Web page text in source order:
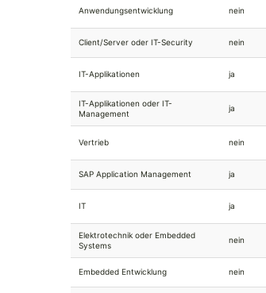
Anwendungsentwicklung nein
Client/Server oder IT-Security nein
IT-Applikationen ja
IT-Applikationen oder IT-
Management
ja
Vertrieb nein
SAP Application Management ja
IT ja
Elektrotechnik oder Embedded
Systems
nein
Embedded Entwicklung nein